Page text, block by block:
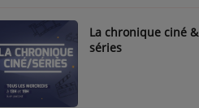
La chronique ciné &
séries